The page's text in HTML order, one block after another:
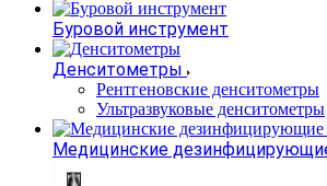
Буровой инструмент
Денситометры
Рентгеновские денситометры
Ультразвуковые денситометры
Медицинские